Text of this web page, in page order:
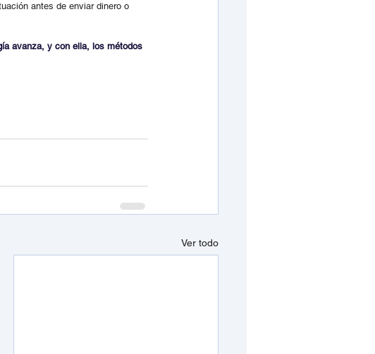
antes de enviar dinero o
avanza, y con ella, los métodos
Ver todo